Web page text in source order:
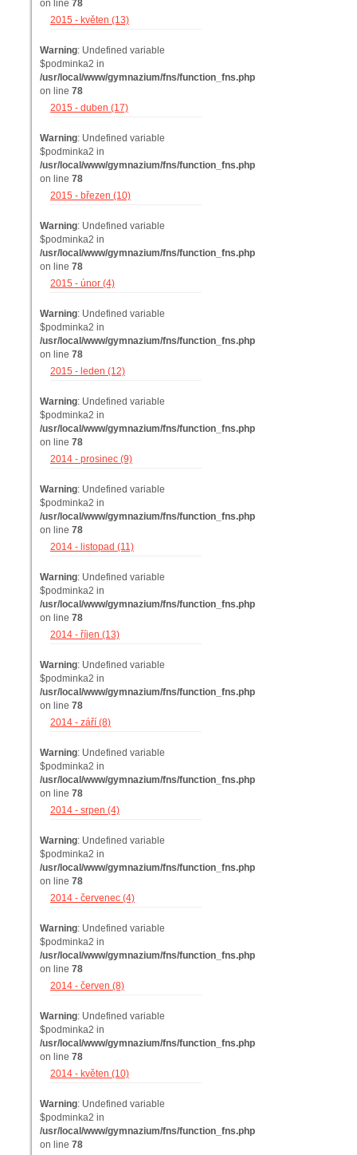
on line 78
2015 - květen (13)
Warning: Undefined variable
$podminka2 in
/usr/local/www/gymnazium/fns/function_fns.php
on line 78
2015 - duben (17)
Warning: Undefined variable
$podminka2 in
/usr/local/www/gymnazium/fns/function_fns.php
on line 78
2015 - březen (10)
Warning: Undefined variable
$podminka2 in
/usr/local/www/gymnazium/fns/function_fns.php
on line 78
2015 - únor (4)
Warning: Undefined variable
$podminka2 in
/usr/local/www/gymnazium/fns/function_fns.php
on line 78
2015 - leden (12)
Warning: Undefined variable
$podminka2 in
/usr/local/www/gymnazium/fns/function_fns.php
on line 78
2014 - prosinec (9)
Warning: Undefined variable
$podminka2 in
/usr/local/www/gymnazium/fns/function_fns.php
on line 78
2014 - listopad (11)
Warning: Undefined variable
$podminka2 in
/usr/local/www/gymnazium/fns/function_fns.php
on line 78
2014 - říjen (13)
Warning: Undefined variable
$podminka2 in
/usr/local/www/gymnazium/fns/function_fns.php
on line 78
2014 - září (8)
Warning: Undefined variable
$podminka2 in
/usr/local/www/gymnazium/fns/function_fns.php
on line 78
2014 - srpen (4)
Warning: Undefined variable
$podminka2 in
/usr/local/www/gymnazium/fns/function_fns.php
on line 78
2014 - červenec (4)
Warning: Undefined variable
$podminka2 in
/usr/local/www/gymnazium/fns/function_fns.php
on line 78
2014 - červen (8)
Warning: Undefined variable
$podminka2 in
/usr/local/www/gymnazium/fns/function_fns.php
on line 78
2014 - květen (10)
Warning: Undefined variable
$podminka2 in
/usr/local/www/gymnazium/fns/function_fns.php
on line 78